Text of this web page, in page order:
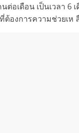
อเดือน เป็นเวลา 6
ต้องการความช่วยเ